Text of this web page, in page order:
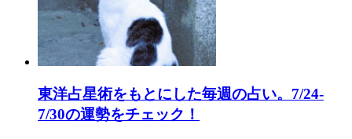
東洋占星術をもとにした毎週の占い。7/24-
7/30の運勢をチェック！